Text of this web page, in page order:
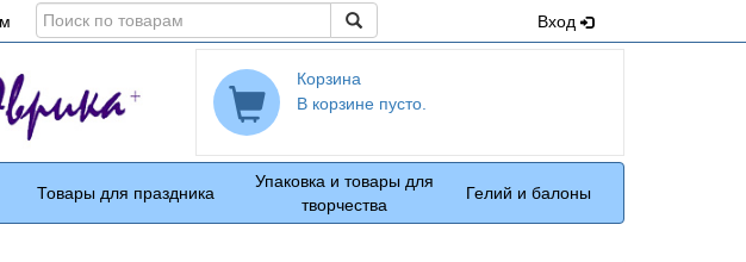
Поиск
товарам
Вход
Корзина
В корзине пусто.
Товары для праздника
Упаковка и товары для
творчества
Гелий и балоны